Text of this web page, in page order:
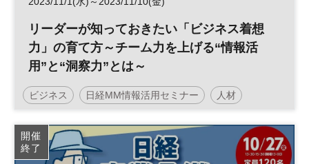
リーダーが知っておきたい「ビジネス着想
力」の育て方～チーム力を上げる“情報活
用”と“洞察力”とは～
ビジネス 日経MM情報活用セミナー 人材
新規事業
教育
開催
終了